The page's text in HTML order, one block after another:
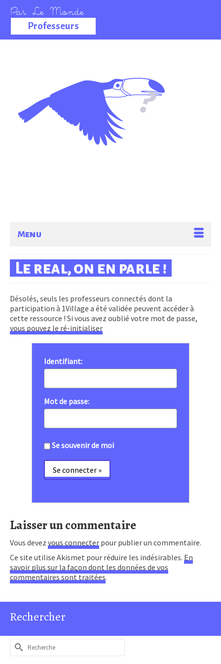
Professeurs
La salle des
professeurs
Menu
Le real, on en parle !
Désolés, seuls les professeurs connectés dont la
participation à 1Village a été validée peuvent accéder à
cette ressource ! Si vous avez oublié votre mot de passe,
vous pouvez le ré-initialiser
Identifiant:
Mot de passe:
Se souvenir de moi
Laisser un commentaire
Vous devez vous connecter pour publier un commentaire.
Ce site utilise Akismet pour réduire les indésirables. En
savoir plus sur la façon dont les données de vos
commentaires sont traitées.
Rechercher
Rechercher :